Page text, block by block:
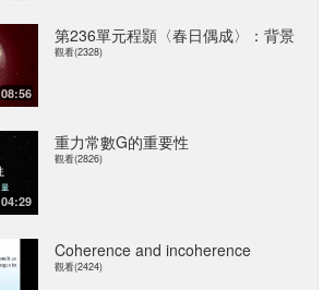
08:56
第236單元程顥〈春日偶成〉：背景
觀看(2328)
04:29
重力常數G的重要性
觀看(2826)
Coherence and incoherence
觀看(2424)